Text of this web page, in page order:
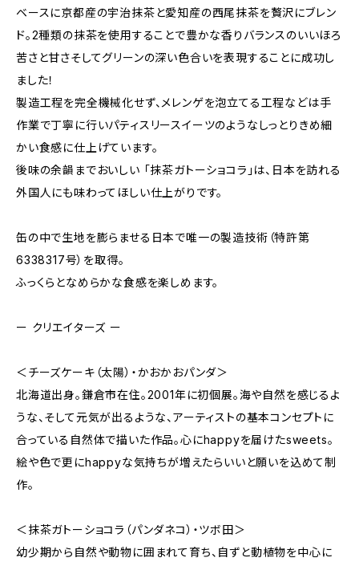
ベースに京都産の宇治抹茶と愛知産の西尾抹茶を贅沢にブレン
ド。2種類の抹茶を使用することで豊かな香りバランスのいいほろ
苦さと甘さそしてグリーンの深い色合いを表現することに成功し
ました！
製造工程を完全機械化せず、メレンゲを泡立てる工程などは手
作業で丁寧に行いパティスリースイーツのようなしっとりきめ細
かい食感に仕上げています。
後味の余韻までおいしい 「抹茶ガトーショコラ」は、日本を訪れる
外国人にも味わってほしい仕上がりです。
缶の中で生地を膨らませる日本で唯一の製造技術（特許第
6338317号）を取得。
ふっくらとなめらかな食感を楽しめます。
ー クリエイターズ ー
＜チーズケーキ（太陽）・かおかおパンダ＞
北海道出身。鎌倉市在住。2001年に初個展。海や自然を感じるよ
うな、そして元気が出るような、アーティストの基本コンセプトに
合っている自然体で描いた作品。心にhappyを届けたsweets。
絵や色で更にhappyな気持ちが増えたらいいと願いを込めて制
作。
＜抹茶ガトーショコラ（パンダネコ）・ツボ田＞
幼少期から自然や動物に囲まれて育ち、自ずと動植物を中心に